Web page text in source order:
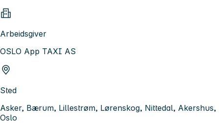
Arbeidsgiver
OSLO App TAXI AS
Sted
Asker, Bærum, Lillestrøm, Lørenskog, Nittedal, Akershus,
Oslo